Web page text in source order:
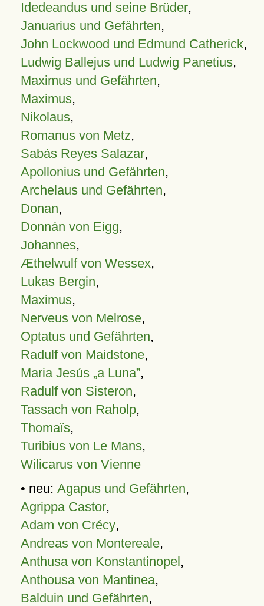
Idedeandus und seine Brüder,
Januarius und Gefährten,
John Lockwood und Edmund Catherick,
Ludwig Ballejus und Ludwig Panetius,
Maximus und Gefährten,
Maximus,
Nikolaus,
Romanus von Metz,
Sabás Reyes Salazar,
Apollonius und Gefährten,
Archelaus und Gefährten,
Donan,
Donnán von Eigg,
Johannes,
Æthelwulf von Wessex,
Lukas Bergin,
Maximus,
Nerveus von Melrose,
Optatus und Gefährten,
Radulf von Maidstone,
Maria Jesús „a Luna”,
Radulf von Sisteron,
Tassach von Raholp,
Thomaïs,
Turibius von Le Mans,
Wilicarus von Vienne
• neu: Agapus und Gefährten,
Agrippa Castor,
Adam von Crécy,
Andreas von Montereale,
Anthusa von Konstantinopel,
Anthousa von Mantinea,
Balduin und Gefährten,